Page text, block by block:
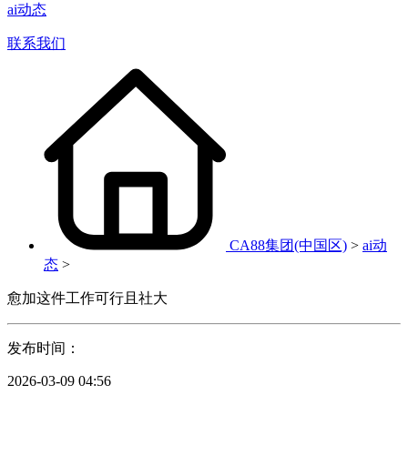
ai动态
联系我们
CA88集团(中国区) > ai动
态 >
愈加这件工作可行且社大
发布时间：
2026-03-09 04:56